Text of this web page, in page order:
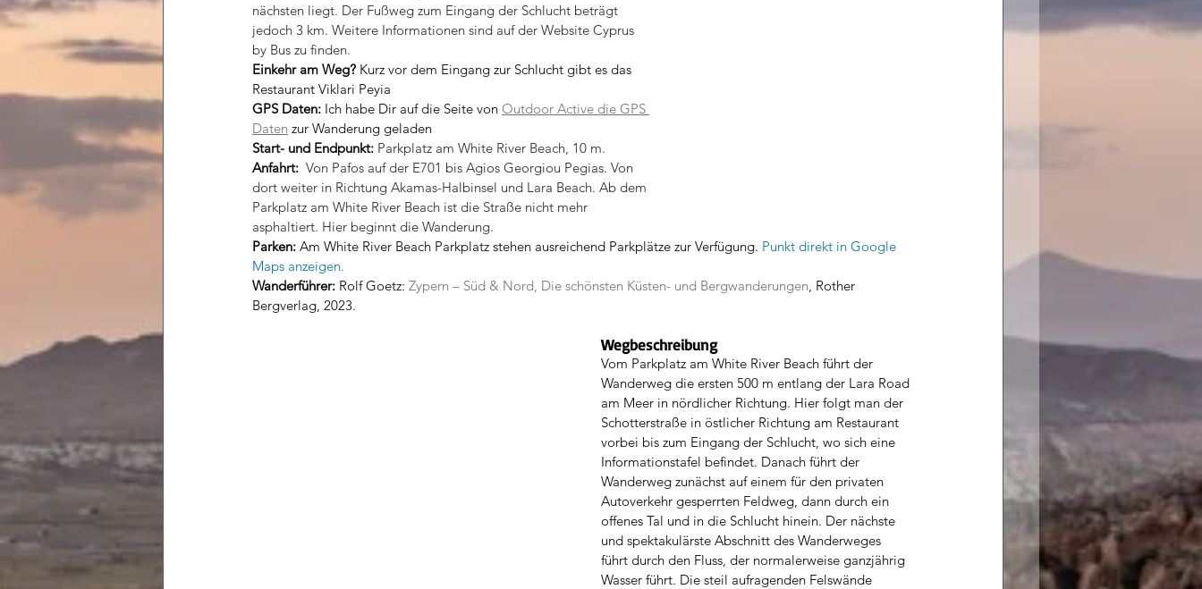
nächsten liegt. Der Fußweg zum Eingang der Schlucht beträgt
jedoch 3 km. Weitere Informationen sind auf der Website Cyprus
by Bus zu finden.
Einkehr am Weg? Kurz vor dem Eingang zur Schlucht gibt es das
Restaurant Viklari Peyia
GPS Daten: Ich habe Dir auf die Seite von Outdoor Active die GPS
Daten zur Wanderung geladen
Start- und Endpunkt: Parkplatz am White River Beach, 10 m.
Anfahrt: Von Pafos auf der E701 bis Agios Georgiou Pegias. Von
dort weiter in Richtung Akamas-Halbinsel und Lara Beach. Ab dem
Parkplatz am White River Beach ist die Straße nicht mehr
asphaltiert. Hier beginnt die Wanderung.
Parken: Am White River Beach Parkplatz stehen ausreichend Parkplätze zur Verfügung. Punkt direkt in Google
Maps anzeigen.
Wanderführer: Rolf Goetz: Zypern – Süd & Nord, Die schönsten Küsten- und Bergwanderungen, Rother
Bergverlag, 2023.
Wegbeschreibung
Vom Parkplatz am White River Beach führt der
Wanderweg die ersten 500 m entlang der Lara Road
am Meer in nördlicher Richtung. Hier folgt man der
Schotterstraße in östlicher Richtung am Restaurant
vorbei bis zum Eingang der Schlucht, wo sich eine
Informationstafel befindet. Danach führt der
Wanderweg zunächst auf einem für den privaten
Autoverkehr gesperrten Feldweg, dann durch ein
offenes Tal und in die Schlucht hinein. Der nächste
und spektakulärste Abschnitt des Wanderweges
führt durch den Fluss, der normalerweise ganzjährig
Wasser führt. Die steil aufragenden Felswände